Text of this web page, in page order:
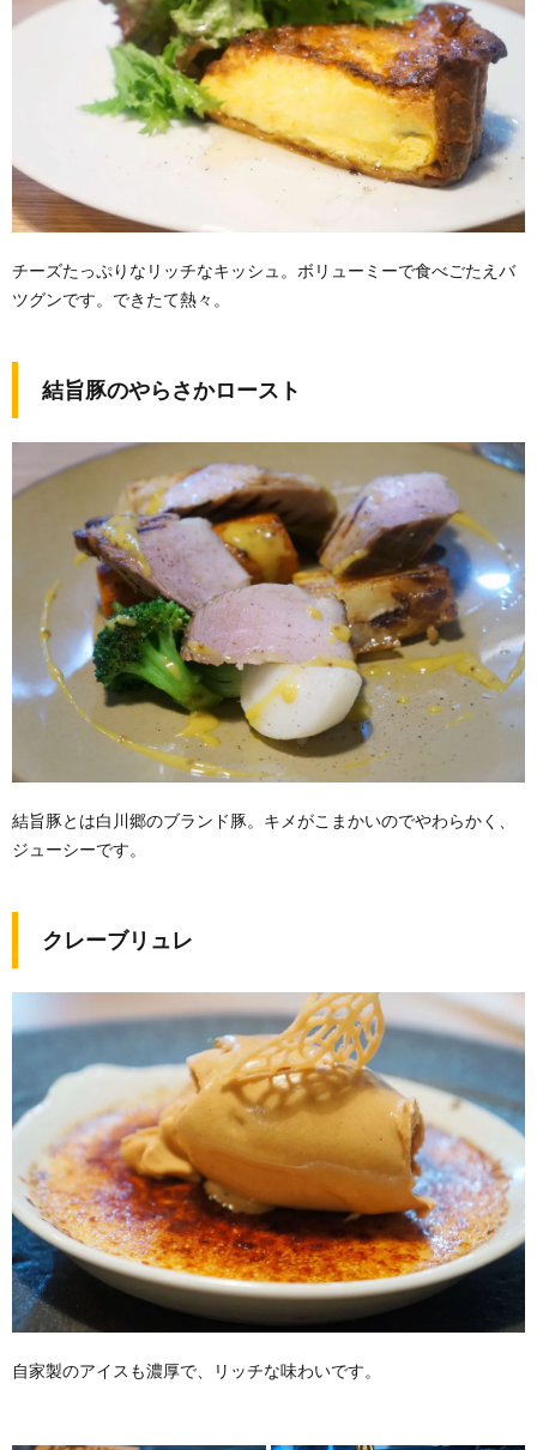
チーズたっぷりなリッチなキッシュ。ボリューミーで食べごたえバ
ツグンです。できたて熱々。
結旨豚のやらさかロースト
結旨豚とは白川郷のブランド豚。キメがこまかいのでやわらかく、
ジューシーです。
クレーブリュレ
自家製のアイスも濃厚で、リッチな味わいです。